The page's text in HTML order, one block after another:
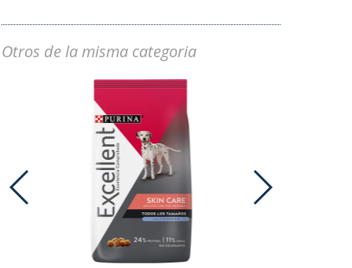
Otros de la misma categoria